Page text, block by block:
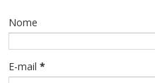
Nome
E-mail*